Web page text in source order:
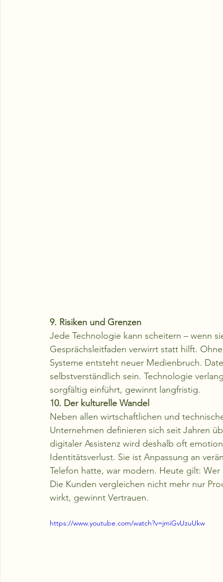
9. Risiken und Grenzen
Jede Technologie kann scheitern – wenn
Gesprächsleitfaden verwirrt statt hilft.
Systeme entsteht neuer Medienbruch.
selbstverständlich sein. Technologie
sorgfältig einführt, gewinnt langfristig.
10. Der kulturelle Wandel
Neben allen wirtschaftlichen und
Unternehmen definieren sich seit Jahren
digitaler Assistenz wird deshalb oft
Identitätsverlust. Sie ist Anpassung an
Telefon hatte, war modern. Heute gilt:
Die Kunden vergleichen nicht mehr nur
wirkt, gewinnt Vertrauen.
https://www.youtube.com/watch?v=jmiGvUzuUkw